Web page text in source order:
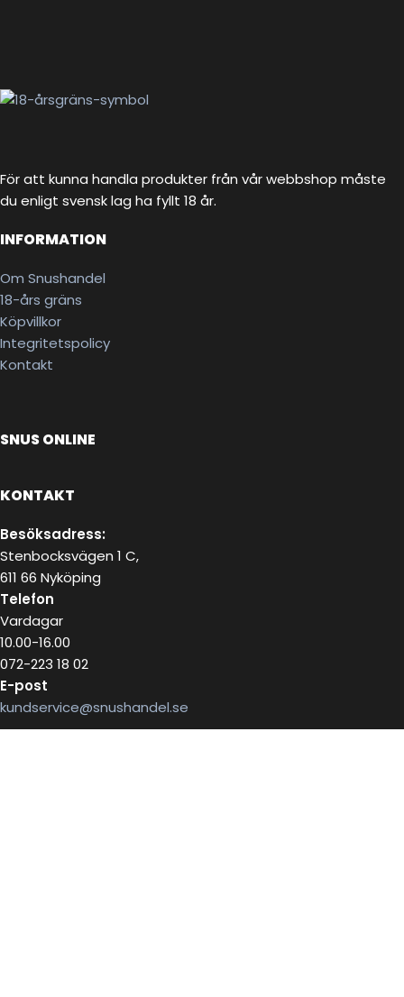
För att kunna handla produkter från vår webbshop måste
du enligt svensk lag ha fyllt 18 år.
INFORMATION
Om Snushandel
18-års gräns
Köpvillkor
Integritetspolicy
Kontakt
SNUS ONLINE
KONTAKT
Besöksadress:
Stenbocksvägen 1 C,
611 66 Nyköping
Telefon
Vardagar
10.00-16.00
072-223 18 02
E-post
kundservice@snushandel.se